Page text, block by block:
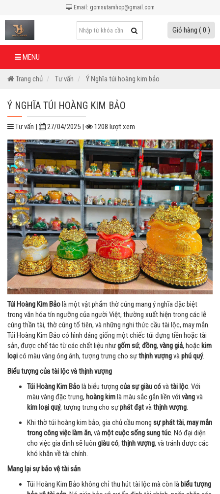
Email: gomsutamhop@gmail.com
Giỏ hàng ( 0 )
MENU
Trang chủ Tư vấn Ý Nghĩa túi hoàng kim bảo
Ý NGHĨA TÚI HOÀNG KIM BẢO
Tư vấn | 27/04/2025 | 1208 lượt xem
Túi Hoàng Kim Bảolà một vật phẩm thờ cúng mang ý nghĩa đặc biệt
trong văn hóa tín ngưỡng của người Việt, thường xuất hiện trong các lễ
cúng thần tài, thờ cúng tổ tiên, và những nghi thức cầu tài lộc, may mắn.
Túi Hoàng Kim Bảo có hình dáng giống một chiếc túi đựng tiền hoặc tài
sản, được chế tác từ các chất liệu nhưgốm sứ, đồng, vàng giả, hoặc kim
loạicó màu vàng óng ánh, tượng trưng cho sựthịnh vượngvà phú quý.
Biểu tượng của tài lộc và thịnh vượng
Túi Hoàng Kim Bảolà biểu tượng của sự giàu cóvà tài lộc . Với
màu vàng đặc trưng, hoàng kimlà màu sắc gắn liền với vàngvà
kim loại quý, tượng trưng cho sựphát đạtvà thịnh vượng
Khi thờ túi hoàng kim bảo, gia chủ cầu mong sự phát tài, may mắn
trong công việc làm ăn, và một cuộc sống sung túc . Nó đại diện
cho việc gia đình sẽ luôn giàu có, thịnh vượng, và tránh được các
khó khăn về tài chính.
Mang lại sự bảo vệ tài sản
Túi Hoàng Kim Bảo không chỉ thu hút tài lộc mà còn là biểu tượng